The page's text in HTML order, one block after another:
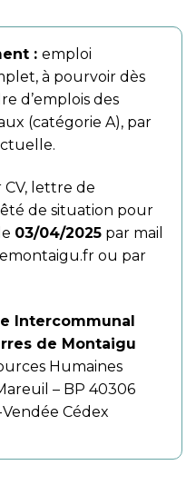
: emploi
à pourvoir dès
d’emplois des
(catégorie A), par
CV, lettre de
de situation pour
03/04/2025 par mail
ou par
Intercommunal
de Montaigu
Humaines
– BP 40306
Cédex